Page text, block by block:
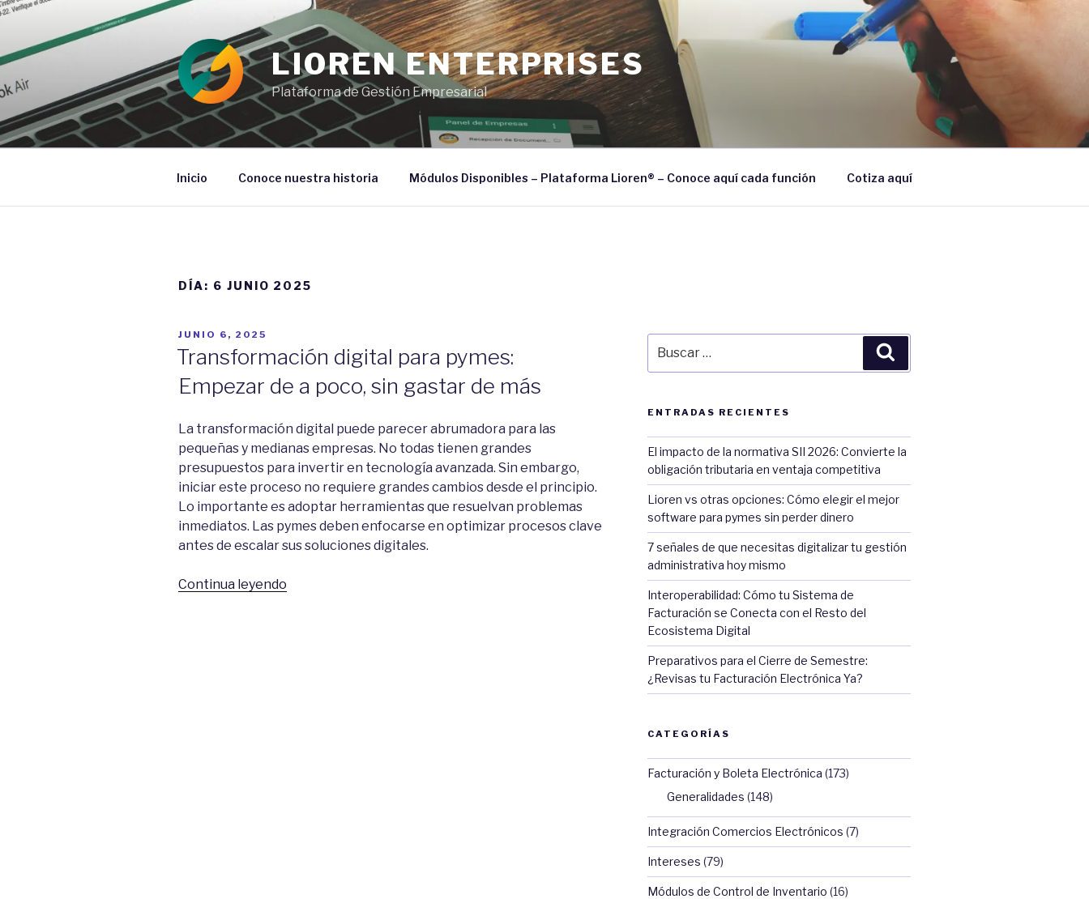
Ir
contenido
LIOREN ENTERPRISES
Plataforma de Gestión Empresarial
Inicio Conoce nuestra historia Módulos Disponibles – Plataforma Lioren® – Conoce aquí cada función Cotiza aquí
DÍA: 6 JUNIO 2025
POSTED
JUNIO 6, 2025
Transformación digital para pymes:
Empezar de a poco, sin gastar de más
La transformación digital puede parecer abrumadora para las
pequeñas y medianas empresas. No todas tienen grandes
presupuestos para invertir en tecnología avanzada. Sin embargo,
iniciar este proceso no requiere grandes cambios desde el principio.
Lo importante es adoptar herramientas que resuelvan problemas
inmediatos. Las pymes deben enfocarse en optimizar procesos clave
antes de escalar sus soluciones digitales.
Continua leyendo
por:
ENTRADAS RECIENTES
El impacto de la normativa SII 2026: Convierte la
obligación tributaria en ventaja competitiva
Lioren vs otras opciones: Cómo elegir el mejor
software para pymes sin perder dinero
7 señales de que necesitas digitalizar tu gestión
administrativa hoy mismo
Interoperabilidad: Cómo tu Sistema de
Facturación se Conecta con el Resto del
Ecosistema Digital
Preparativos para el Cierre de Semestre:
¿Revisas tu Facturación Electrónica Ya?
CATEGORÍAS
Facturación y Boleta Electrónica (173)
Generalidades (148)
Integración Comercios Electrónicos (7)
Intereses (79)
Módulos de Control de Inventario (16)